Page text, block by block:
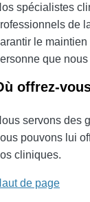
spécialistes
de
le
que
offrez-
servons des
pouvons lui
cliniques.
de page